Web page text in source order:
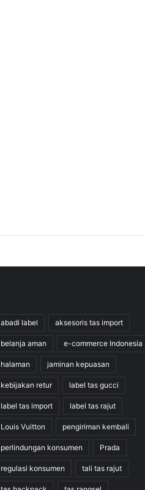
abadi label aksesoris tas import
belanja aman e-commerce Indonesia
halaman jaminan kepuasan
kebijakan retur label tas gucci
label tas import label tas rajut
Louis Vuitton pengiriman kembali
perlindungan konsumen Prada
regulasi konsumen tali tas rajut